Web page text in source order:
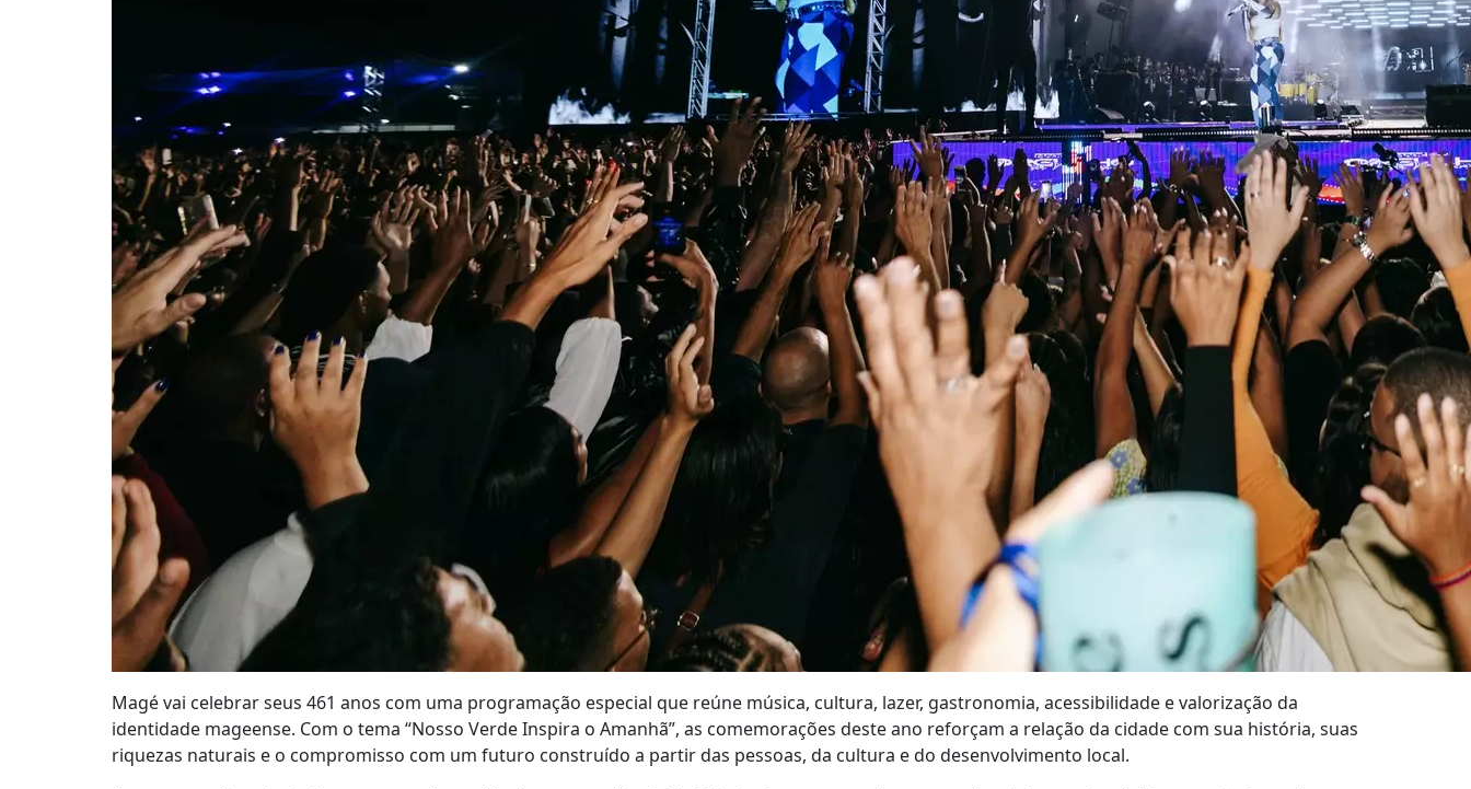
Magé vai celebrar seus 461 anos com uma programação especial que reúne música, cultura, lazer, gastronomia, acessibilidade e valorização da
identidade mageense. Com o tema “Nosso Verde Inspira o Amanhã”, as comemorações deste ano reforçam a relação da cidade com sua história, suas
riquezas naturais e o compromisso com um futuro construído a partir das pessoas, da cultura e do desenvolvimento local.